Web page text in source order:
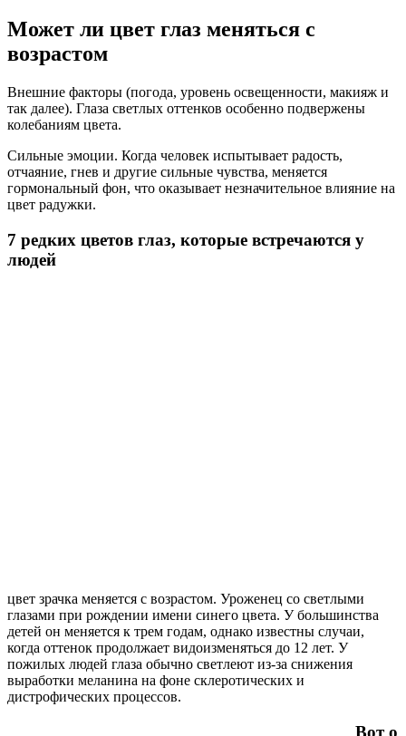
Может ли цвет глаз меняться с
возрастом
Внешние факторы (погода, уровень освещенности, макияж и
так далее). Глаза светлых оттенков особенно подвержены
колебаниям цвета.
Сильные эмоции. Когда человек испытывает радость,
отчаяние, гнев и другие сильные чувства, меняется
гормональный фон, что оказывает незначительное влияние на
цвет радужки.
7 редких цветов глаз, которые встречаются у
людей
цвет зрачка меняется с возрастом. Уроженец со светлыми
глазами при рождении имени синего цвета. У большинства
детей он меняется к трем годам, однако известны случаи,
когда оттенок продолжает видоизменяться до 12 лет. У
пожилых людей глаза обычно светлеют из-за снижения
выработки меланина на фоне склеротических и
дистрофических процессов.
Вот о